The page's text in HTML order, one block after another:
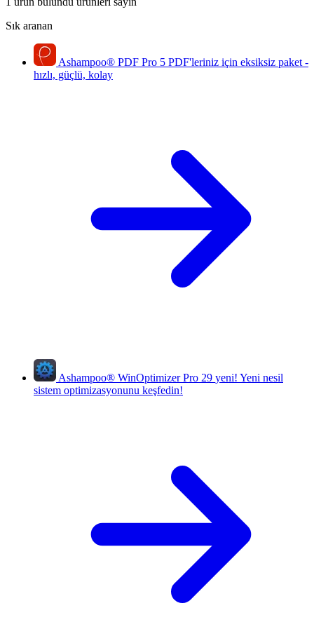
Sık aranan
Ashampoo® PDF Pro 5 PDF'leriniz için eksiksiz paket -
hızlı, güçlü, kolay
Ashampoo® WinOptimizer Pro 29 yeni! Yeni nesil
sistem optimizasyonunu keşfedin!